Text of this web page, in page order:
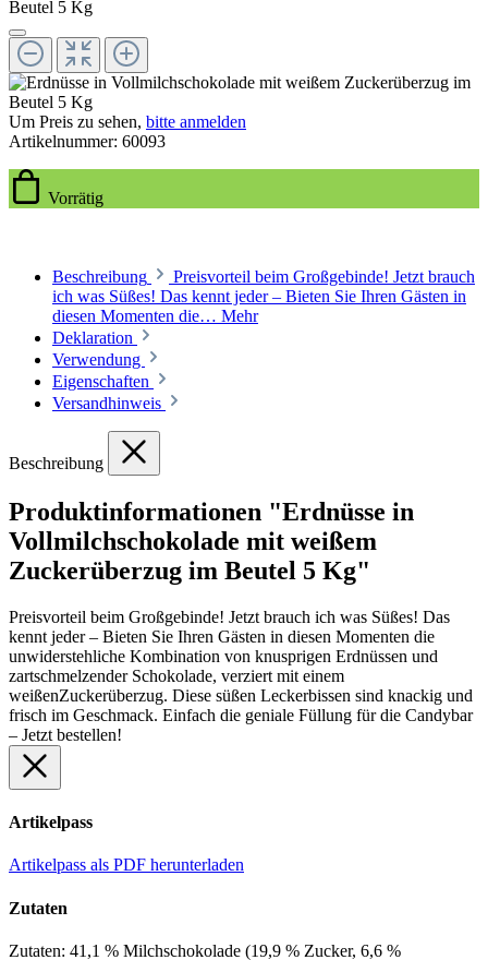
Um Preis zu sehen, bitte anmelden
Artikelnummer: 60093
Vorrätig
Beschreibung
Preisvorteil beim Großgebinde! Jetzt brauch
ich was Süßes! Das kennt jeder – Bieten Sie Ihren Gästen in
diesen Momenten die… Mehr
Deklaration
Verwendung
Eigenschaften
Versandhinweis
Beschreibung
Produktinformationen "Erdnüsse in
Vollmilchschokolade mit weißem
Zuckerüberzug im Beutel 5 Kg"
Preisvorteil beim Großgebinde! Jetzt brauch ich was Süßes! Das
kennt jeder – Bieten Sie Ihren Gästen in diesen Momenten die
unwiderstehliche Kombination von knusprigen Erdnüssen und
zartschmelzender Schokolade, verziert mit einem
weißenZuckerüberzug. Diese süßen Leckerbissen sind knackig und
frisch im Geschmack. Einfach die geniale Füllung für die Candybar
– Jetzt bestellen!
Artikelpass
Artikelpass als PDF herunterladen
Zutaten
Zutaten: 41,1 % Milchschokolade (19,9 % Zucker, 6,6 %